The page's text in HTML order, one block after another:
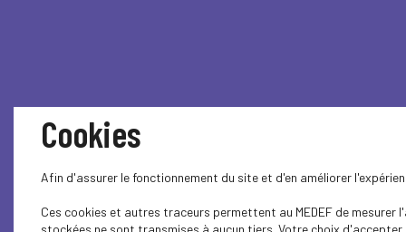
Cookies
Afin d'assurer le fonctionnement du site et d'en améliorer
Ces cookies et autres traceurs permettent au MEDEF de
stockées ne sont transmises à aucun tiers. Votre choix